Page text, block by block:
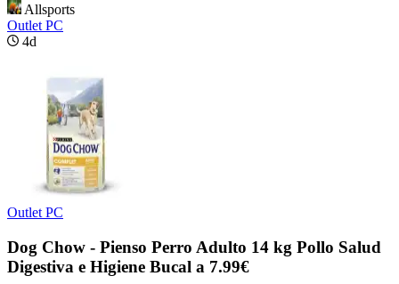
Allsports
Outlet PC
4d
Outlet PC
Dog Chow - Pienso Perro Adulto 14 kg Pollo Salud
Digestiva e Higiene Bucal a 7.99€